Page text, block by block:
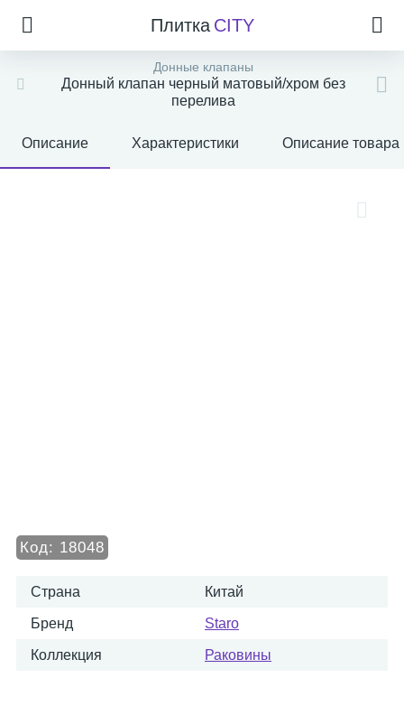
Плитка CITY
Донные клапаны
Донный клапан черный матовый/хром без
перелива
Описание Характеристики Описание товара
Код: 18048
Страна Китай
Бренд Staro
Коллекция Раковины